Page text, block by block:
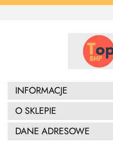
INFORMACJE
O SKLEPIE
DANE ADRESOWE